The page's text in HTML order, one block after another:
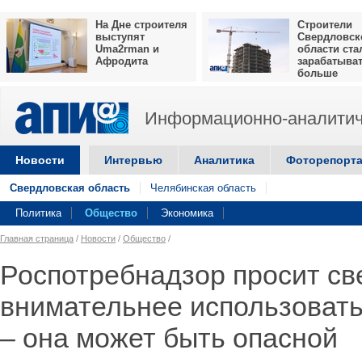
На Дне строителя
выступят
Uma2rman и
Афродита
Строители
области
больше
Информационно-
Новости Интервью Аналитика
Свердловская область Челябинская область
Политика Общество Экономика
Главная страница / Новости / Общество /
Роспотребнадзор просит
внимательнее
– она может быть опасной